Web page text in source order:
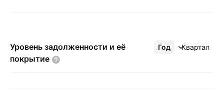
Уровень задолженности и её
покрытие
Год Квартал
Ещё